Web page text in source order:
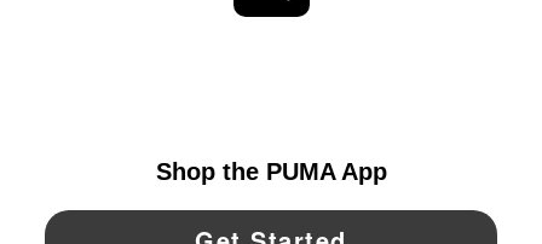
YouTube Twitter Pinterest